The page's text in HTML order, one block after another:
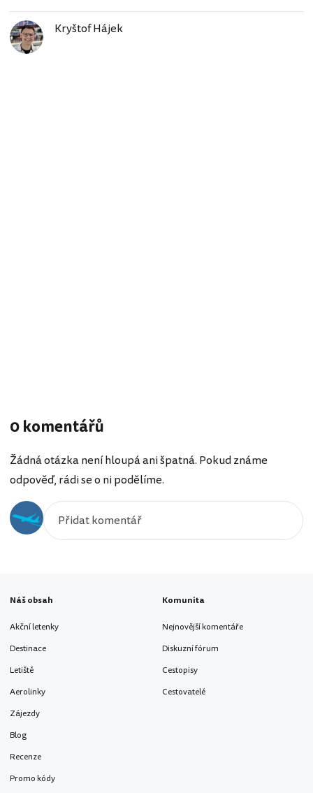
Kryštof Hájek
0 komentářů
Žádná otázka není hloupá ani špatná. Pokud známe
odpověď, rádi se o ni podělíme.
Náš obsah
Akční letenky
Destinace
Letiště
Aerolinky
Zájezdy
Blog
Recenze
Promo kódy
Komunita
Nejnovější komentáře
Diskuzní fórum
Cestopisy
Cestovatelé